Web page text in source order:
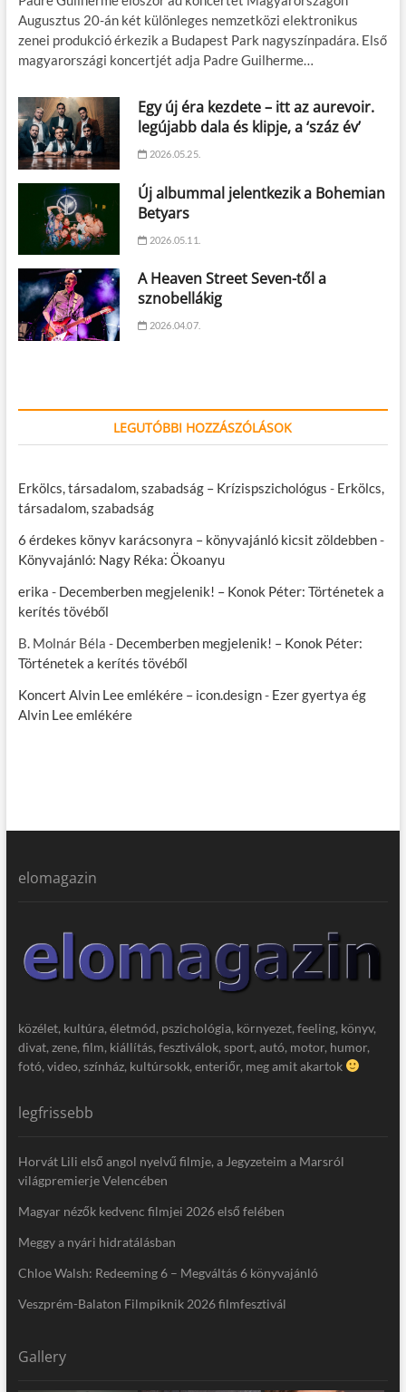
Augusztus 20-án két különleges nemzetközi elektronikus
zenei produkció érkezik a Budapest Park nagyszínpadára. Első
magyarországi koncertjét adja Padre Guilherme…
Egy új éra kezdete – itt az aurevoir.
legújabb dala és klipje, a ‘száz év’
2026.05.25.
Új albummal jelentkezik a Bohemian
Betyars
2026.05.11.
A Heaven Street Seven-től a
sznobellákig
2026.04.07.
LEGUTÓBBI HOZZÁSZÓLÁSOK
Erkölcs, társadalom, szabadság – Krízispszichológus - Erkölcs,
társadalom, szabadság
6 érdekes könyv karácsonyra – könyvajánló kicsit zöldebben-
Könyvajánló: Nagy Réka: Ökoanyu
erika - Decemberben megjelenik! – Konok Péter: Történetek a
kerítés tövéből
B. Molnár Béla - Decemberben megjelenik! – Konok Péter:
Történetek a kerítés tövéből
Koncert Alvin Lee emlékére – icon.design- Ezer gyertya ég
Alvin Lee emlékére
elomagazin
közélet, kultúra, életmód, pszichológia, környezet, feeling, könyv,
divat, zene, film, kiállítás, fesztiválok, sport, autó, motor, humor,
fotó, video, színház, kultúrsokk, enteriőr, meg amit akartok
legfrissebb
Horvát Lili első angol nyelvű filmje, a Jegyzeteim a Marsról
világpremierje Velencében
Magyar nézők kedvenc filmjei 2026 első felében
Meggy a nyári hidratálásban
Chloe Walsh: Redeeming 6 – Megváltás 6 könyvajánló
Veszprém-Balaton Filmpiknik 2026 filmfesztivál
Gallery